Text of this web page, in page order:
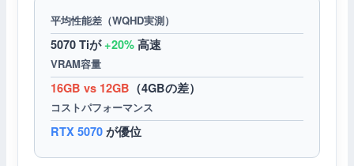
平均性能差（WQHD実測）
5070 Tiが+20% 高速
VRAM容量
16GB vs 12GB （4GBの差）
コストパフォーマンス
RTX 5070 が優位